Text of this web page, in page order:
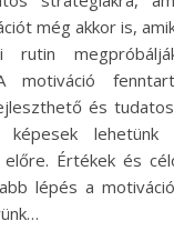
még akkor is,
rutin
motiváció
és
lehetünk
előre. Értékek és
lépés a